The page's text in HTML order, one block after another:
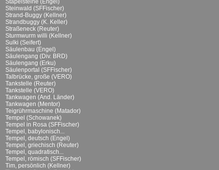
Stapelsteine (Engel)
Steinwald (SFFischer)
Strand-Buggy (Kellner)
Strandbuggy (K. Keller)
Straßeneck (Reuter)
Sturmwurm willi (Kellner)
Sulki (Seifert)
Säulenbau (Engel)
Säulengang (Div. BRD)
Säulengang (Erku)
Säulenportal (SFFischer)
Talbrücke, große (VERO)
Tankstelle (Reuter)
Tankstelle (VERO)
Tankwagen (And. Länder)
Tankwagen (Mentor)
Teigrührmaschine (Matador)
Tempel (Schowanek)
Tempel in Rosa (SFFischer)
Tempel, babylonisch...
Tempel, deutsch (Engel)
Tempel, griechisch (Reuter)
Tempel, quadratisch...
Tempel, römisch (SFFischer)
Tim, persönlich (Kellner)